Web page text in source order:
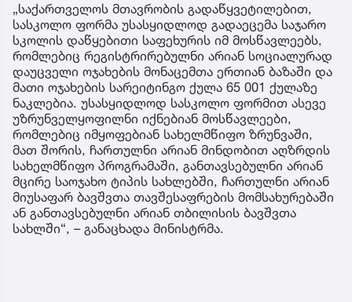
„საქართველოს მთავრობის გადაწყვეტილებით,
სასკოლო ფორმა უსასყიდლოდ გადაეცემა საჯარო
სკოლის დაწყებითი საფეხურის იმ მოსწავლეებს,
რომლებიც რეგისტრირებულნი არიან სოციალურად
დაუცველი ოჯახების მონაცემთა ერთიან ბაზაში და
მათი ოჯახების სარეიტინგო ქულა 65 001 ქულაზე
ნაკლებია. უსასყიდლოდ სასკოლო ფორმით ასევე
უზრუნველყოფილნი იქნებიან მოსწავლეები,
რომლებიც იმყოფებიან სახელმწიფო ზრუნვაში,
მათ შორის, ჩართულნი არიან მინდობით აღზრდის
სახელმწიფო პროგრამაში, განთავსებულნი არიან
მცირე საოჯახო ტიპის სახლებში, ჩართულნი არიან
მიუსაფარ ბავშვთა თავშესაფრების მომსახურებაში
ან განთავსებულნი არიან თბილისის ბავშვთა
სახლში“, – განაცხადა მინისტრმა.